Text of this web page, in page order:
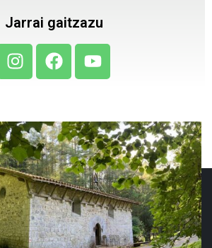
Jarrai gaitzazu